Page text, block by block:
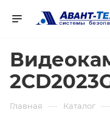
Главная — Каталог —